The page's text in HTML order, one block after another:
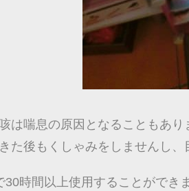
は喘息の原因となることもあ
た後もくしゃみをしませんし、
30時間以上使用することがで